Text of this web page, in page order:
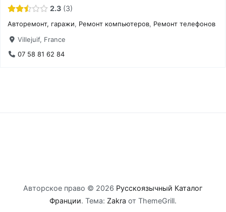
2.3 3
Авторемонт, гаражи, Ремонт компьютеров, Ремонт телефонов
Villejuif, France
07 58 81 62 84
Авторское право © 2026 Русскоязычный Каталог
Франции. Тема: Zakra от ThemeGrill.